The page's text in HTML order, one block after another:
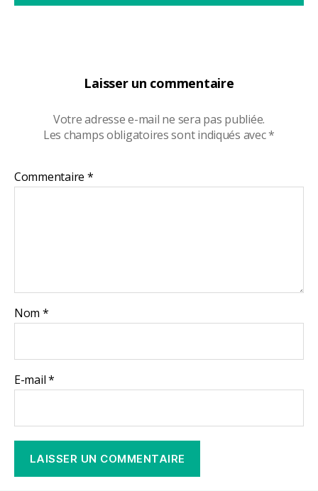
Laisser un commentaire
Votre adresse e-mail ne sera pas publiée.
Les champs obligatoires sont indiqués avec*
Commentaire *
Nom *
E-mail*